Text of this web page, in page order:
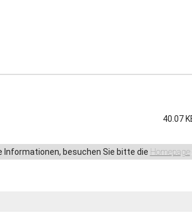
40.07
Informationen, besuchen Sie bitte die Homepage